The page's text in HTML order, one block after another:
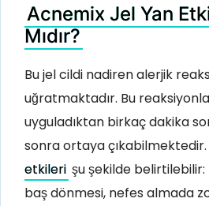
Acnemix Jel Yan
Mıdır?
Bu jel cildi nadiren alerjik
uğratmaktadır. Bu
uyguladıktan birkaç dakika
sonra ortaya çıkabilmektedir.
etkileri şu şekilde belirtilebilir:
baş dönmesi, nefes almada